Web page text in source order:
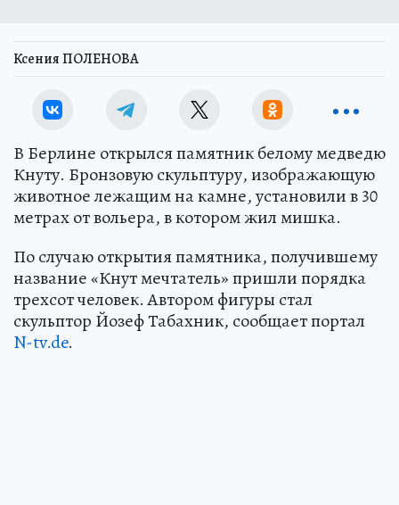
Ксения ПОЛЕНОВА
В Берлине открылся памятник белому медведю
Кнуту. Бронзовую скульптуру, изображающую
животное лежащим на камне, установили в 30
метрах от вольера, в котором жил мишка.
По случаю открытия памятника, получившему
название «Кнут мечтатель» пришли порядка
трехсот человек. Автором фигуры стал
скульптор Йозеф Табахник, сообщает портал
N-tv.de.